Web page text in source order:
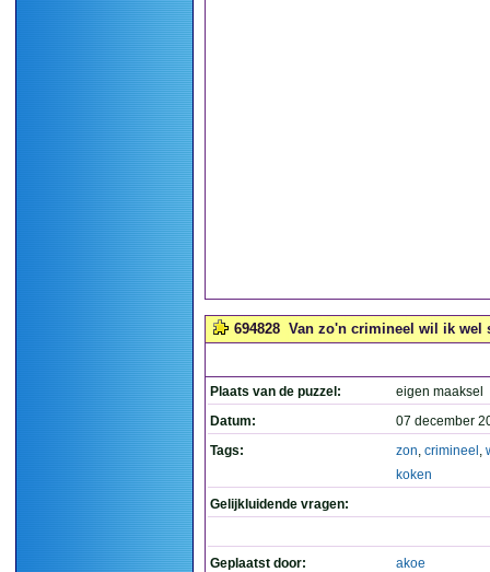
694828 Van zo'n crimineel wil ik wel
Plaats van de puzzel:
eigen maaksel
Datum:
07 december
Tags:
zon, crimineel ,
koken
Gelijkluidende vragen:
Geplaatst door: akoe